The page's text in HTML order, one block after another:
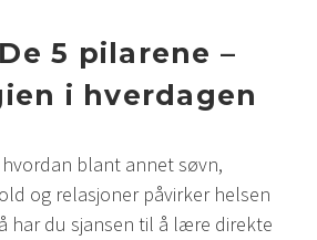
De 5 pilarene –
i hverdagen
blant annet søvn,
og relasjoner påvirker helsen
har du sjansen til å lære direkte